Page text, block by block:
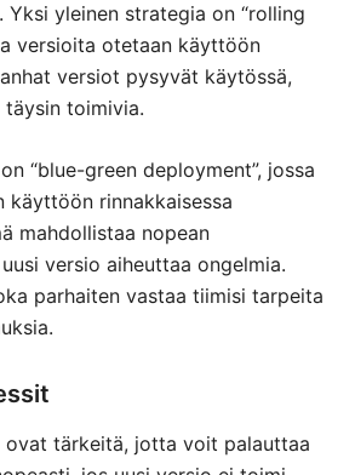
yleinen strategia on “rolling
versioita otetaan käyttöön
versiot pysyvät käytössä,
toimivia.
“blue-green deployment”, jossa
käyttöön rinnakkaisessa
mahdollistaa nopean
versio aiheuttaa ongelmia.
parhaiten vastaa tiimisi tarpeita
ovat tärkeitä, jotta voit palauttaa